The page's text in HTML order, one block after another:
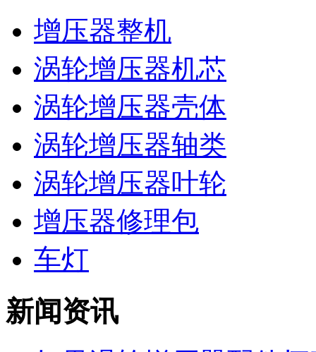
增压器整机
涡轮增压器机芯
涡轮增压器壳体
涡轮增压器轴类
涡轮增压器叶轮
增压器修理包
车灯
新闻资讯